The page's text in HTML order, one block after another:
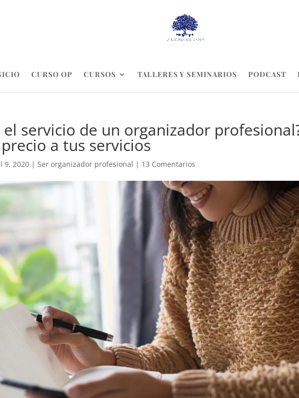
CURSO OP CURSOS TALLERES Y SEMINARIOS PODCAST
el servicio de un organizador
a tus servicios
9, 2020 | Ser organizador profesional | 13 Comentarios